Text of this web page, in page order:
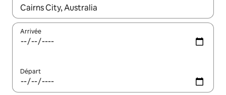
Lorsque les résultats s'affichent, utilisez les flèches vers le
Arrivée
Départ